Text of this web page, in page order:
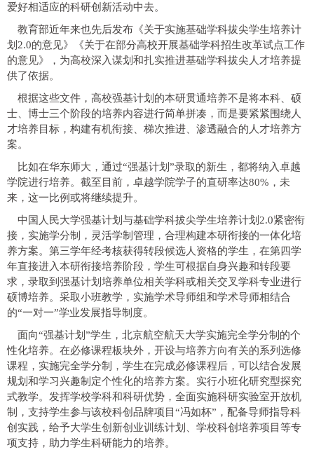
爱好相适应的科研创新活动中去。
教育部近年来也先后发布《关于实施基础学科拔尖学生培养计
划2.0的意见》《关于在部分高校开展基础学科招生改革试点工作
的意见》，为高校深入谋划和扎实推进基础学科拔尖人才培养提
供了依据。
根据这些文件，高校强基计划的本研贯通培养不是将本科、硕
士、博士三个阶段的培养内容进行简单拼凑，而是要紧紧围绕人
才培养目标，构建有机衔接、梯次推进、渗透融合的人才培养方
案。
比如在华东师大，通过“强基计划”录取的新生，都将纳入卓越
学院进行培养。截至目前，卓越学院学子的直研率达80%，未
来，这一比例或将继续提升。
中国人民大学强基计划与基础学科拔尖学生培养计划2.0紧密衔
接，实施学分制，灵活学制管理，合理构建本研衔接的一体化培
养方案。第三学年经考核获得转段候选人资格的学生，在第四学
年直接进入本研衔接培养阶段，学生可根据自身兴趣和转段要
求，录取到强基计划培养单位相关学科或相关交叉学科专业进行
硕博培养。采取小班教学，实施学术导师组和学术导师相结合
的“一对一”学业发展指导制度。
面向“强基计划”学生，北京航空航天大学实施完全学分制的个
性化培养。在必修课程板块外，开设与培养方向有关的系列选修
课程，实施完全学分制，学生在完成必修课程后，可以结合发展
规划和学习兴趣制定个性化的培养方案。实行小班化研究型探究
式教学。发挥学校学科和科研优势，全面实施科研实验室开放机
制，支持学生参与该校科创品牌项目“冯如杯”，配备导师指导科
创实践，给予大学生创新创业训练计划、学校科创培养项目等专
项支持，助力学生科研能力的培养。